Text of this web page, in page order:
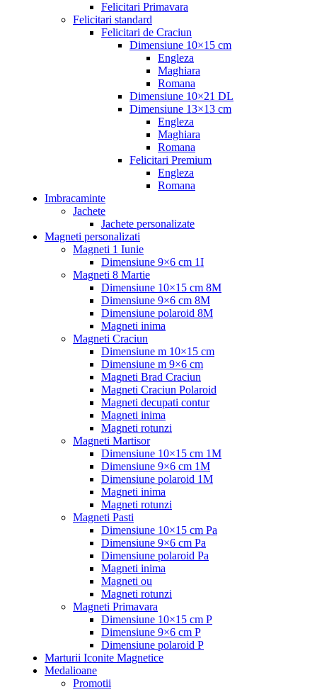
Felicitari Primavara
Felicitari standard
Felicitari de Craciun
Dimensiune 10×15 cm
Engleza
Maghiara
Romana
Dimensiune 10×21 DL
Dimensiune 13×13 cm
Engleza
Maghiara
Romana
Felicitari Premium
Engleza
Romana
Imbracaminte
Jachete
Jachete personalizate
Magneti personalizati
Magneti 1 Iunie
Dimensiune 9×6 cm 1I
Magneti 8 Martie
Dimensiune 10×15 cm 8M
Dimensiune 9×6 cm 8M
Dimensiune polaroid 8M
Magneti inima
Magneti Craciun
Dimensiune m 10×15 cm
Dimensiune m 9×6 cm
Magneti Brad Craciun
Magneti Craciun Polaroid
Magneti decupati contur
Magneti inima
Magneti rotunzi
Magneti Martisor
Dimensiune 10×15 cm 1M
Dimensiune 9×6 cm 1M
Dimensiune polaroid 1M
Magneti inima
Magneti rotunzi
Magneti Pasti
Dimensiune 10×15 cm Pa
Dimensiune 9×6 cm Pa
Dimensiune polaroid Pa
Magneti inima
Magneti ou
Magneti rotunzi
Magneti Primavara
Dimensiune 10×15 cm P
Dimensiune 9×6 cm P
Dimensiune polaroid P
Marturii Iconite Magnetice
Medalioane
Promotii